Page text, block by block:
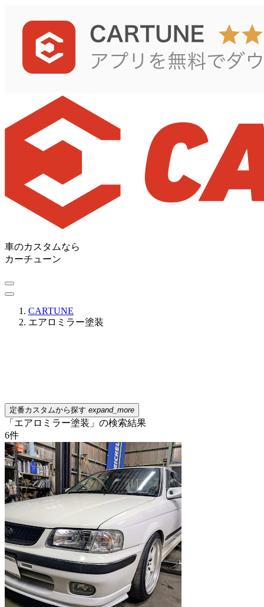
車のカスタムなら
カーチューン
CARTUNE
エアロミラー塗装
定番カスタムから探す expand_more
「エアロミラー塗装」の検索結果
6件